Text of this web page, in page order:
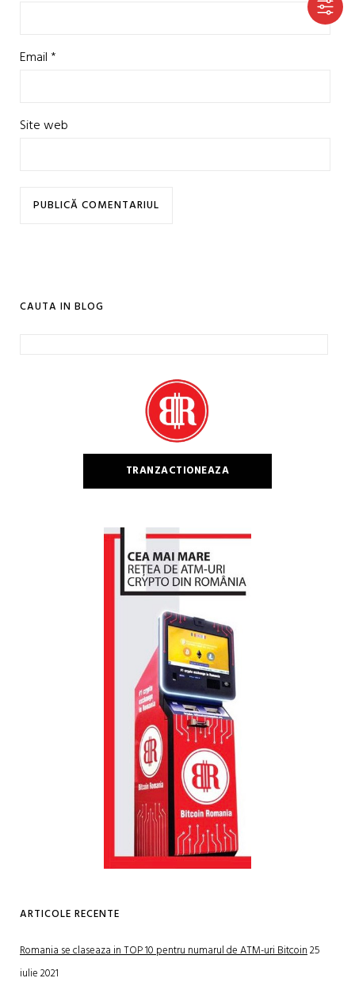
Email*
Site web
CAUTA IN BLOG
TRANZACTIONEAZA
ARTICOLE RECENTE
Romania se claseaza in TOP 10 pentru numarul de ATM-uri Bitcoin25
iulie 2021